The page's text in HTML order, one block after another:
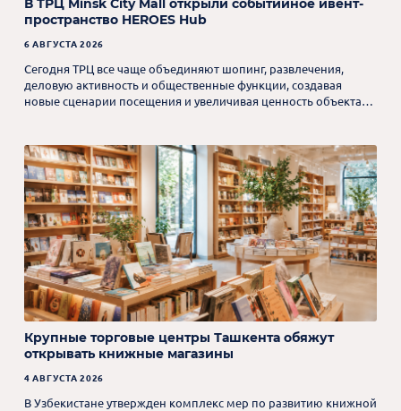
В ТРЦ Minsk City Mall открыли событийное ивент-
пространство HEROES Hub
6 АВГУСТА 2026
Сегодня ТРЦ все чаще объединяют шопинг, развлечения,
деловую активность и общественные функции, создавая
новые сценарии посещения и увеличивая ценность объекта
Крупные торговые центры Ташкента обяжут
открывать книжные магазины
4 АВГУСТА 2026
В Узбекистане утвержден комплекс мер по развитию книжной